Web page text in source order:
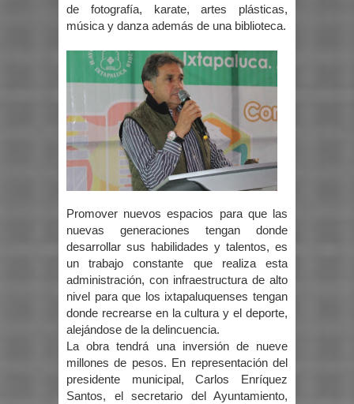
de fotografía, karate, artes plásticas,
música y danza además de una biblioteca.
Promover nuevos espacios para que las
nuevas generaciones tengan donde
desarrollar sus habilidades y talentos, es
un trabajo constante que realiza esta
administración, con infraestructura de alto
nivel para que los ixtapaluquenses tengan
donde recrearse en la cultura y el deporte,
alejándose de la delincuencia.
La obra tendrá una inversión de nueve
millones de pesos. En representación del
presidente municipal, Carlos Enríquez
Santos, el secretario del Ayuntamiento,